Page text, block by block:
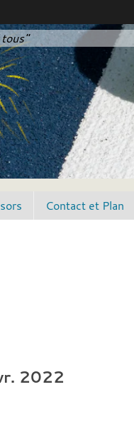
Contact et Plan
2022